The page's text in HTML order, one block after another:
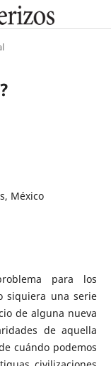
México
para los
siquiera una serie
de alguna nueva
de aquella
cuándo podemos